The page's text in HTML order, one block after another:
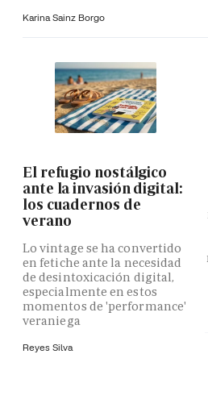
Karina Sainz Borgo
El refugio nostálgico
ante la invasión digital:
los cuadernos de
verano
Lo vintage se ha convertido
en fetiche ante la necesidad
de desintoxicación digital,
especialmente en estos
momentos de 'performance'
veraniega
Reyes Silva